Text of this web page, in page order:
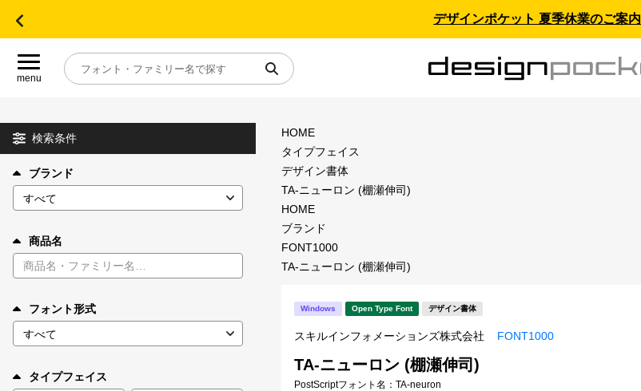
デザインポケット 夏季休業のご案内
menu
目的別フォントガイド
特集
年間ライセンス商品
キャンペーン一覧
検索条件
ブランド
商品名
フォント形式
タイプフェイス
HOME
タイプフェイス
デザイン書体
TA-ニューロン (棚瀬伸司)
HOME
ブランド
FONT1000
TA-ニューロン (棚瀬伸司)
Windows Open Type Font デザイン書体
スキルインフォメーションズ株式会社 FONT1000
TA-ニューロン (棚瀬伸司)
PostScriptフォント名： TA-neuron